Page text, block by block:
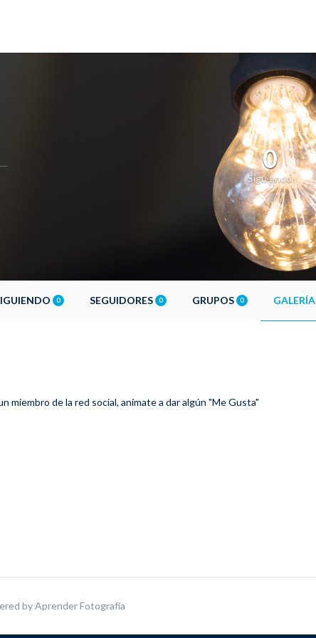
0
Siguiendo
0 SEGUIDORES 0 GRUPOS 0 GALERÍA
miembro de la red social, anímate a dar algún "Me Gusta"
byAprender Fotografía